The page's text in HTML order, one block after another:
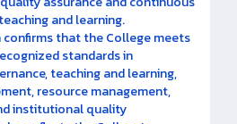
and learning.
that the College meets
standards in
teaching and learning,
resource management,
institutional quality